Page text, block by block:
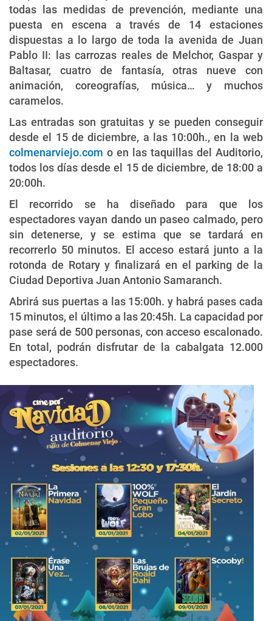
todas las medidas de prevención, mediante una
puesta en escena a través de 14 estaciones
dispuestas a lo largo de toda la avenida de Juan
Pablo II: las carrozas reales de Melchor, Gaspar y
Baltasar, cuatro de fantasía, otras nueve con
animación, coreografías, música… y muchos
caramelos.
Las entradas son gratuitas y se pueden conseguir
desde el 15 de diciembre, a las 10:00h., en la web
colmenarviejo.com o en las taquillas del Auditorio,
todos los días desde el 15 de diciembre, de 18:00 a
20:00h.
El recorrido se ha diseñado para que los
espectadores vayan dando un paseo calmado, pero
sin detenerse, y se estima que se tardará en
recorrerlo 50 minutos. El acceso estará junto a la
rotonda de Rotary y finalizará en el parking de la
Ciudad Deportiva Juan Antonio Samaranch.
Abrirá sus puertas a las 15:00h. y habrá pases cada
15 minutos, el último a las 20:45h. La capacidad por
pase será de 500 personas, con acceso escalonado.
En total, podrán disfrutar de la cabalgata 12.000
espectadores.